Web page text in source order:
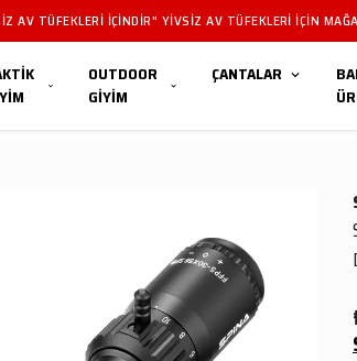
AV TÜFEKLERI IÇINDIR" YIVSIZ AV TÜFEKLERI IÇIN
OUTDOOR
GİYİM
ÇANTALAR